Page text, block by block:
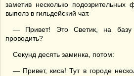
заметив несколько подозрительных
выполз в гильдейский чат.
— Привет! Это Светик, на базу
проводить?
Секунд десять заминка, потом:
— Привет, киса! Тут в городе